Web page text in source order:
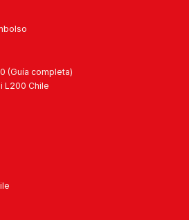
(Guía completa)
L200 Chile